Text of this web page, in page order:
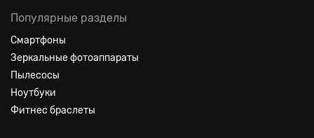
Популярные разделы
Смартфоны
Зеркальные фотоаппараты
Пылесосы
Ноутбуки
Фитнес браслеты